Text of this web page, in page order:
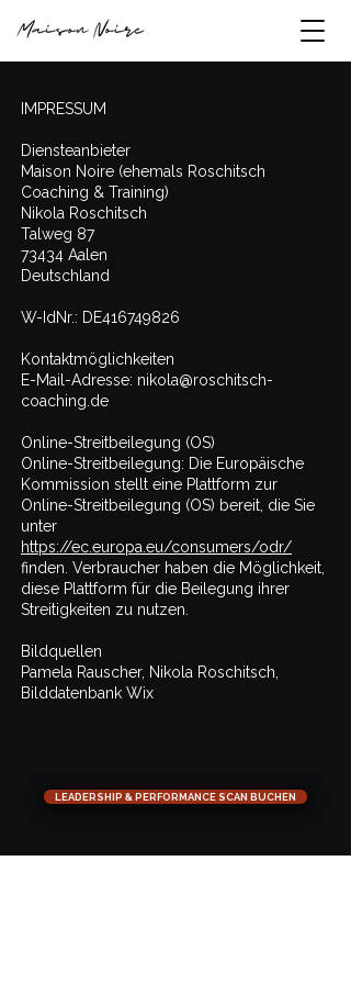
IMPRESSUM
Diensteanbieter
Maison Noire (ehemals Roschitsch
Coaching & Training)
Nikola Roschitsch
Talweg 87
73434 Aalen
Deutschland
W-IdNr.: DE416749826
Kontaktmöglichkeiten
E-Mail-Adresse: nikola@roschitsch-
coaching.de
Online-Streitbeilegung (OS)
Online-Streitbeilegung: Die Europäische
Kommission stellt eine Plattform zur
Online-Streitbeilegung (OS) bereit, die Sie
unter
https://ec.europa.eu/consumers/odr/
finden. Verbraucher haben die Möglichkeit,
diese Plattform für die Beilegung ihrer
Streitigkeiten zu nutzen.
Bildquellen
Pamela Rauscher, Nikola Roschitsch,
Bilddatenbank Wix
LEADERSHIP & PERFORMANCE SCAN BUCHEN